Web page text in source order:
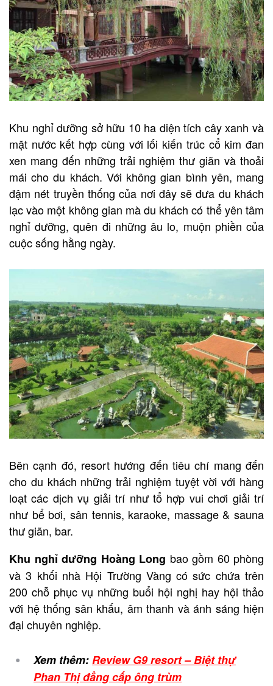
Khu nghỉ dưỡng sở hữu 10 ha diện tích cây xanh và
mặt nước kết hợp cùng với lối kiến trúc cổ kim đan
xen mang đến những trải nghiệm thư giãn và thoải
mái cho du khách. Với không gian bình yên, mang
đậm nét truyền thống của nơi đây sẽ đưa du khách
lạc vào một không gian mà du khách có thể yên tâm
nghỉ dưỡng, quên đi những âu lo, muộn phiền của
cuộc sống hằng ngày.
Bên cạnh đó, resort hướng đến tiêu chí mang đến
cho du khách những trải nghiệm tuyệt vời với hàng
loạt các dịch vụ giải trí như tổ hợp vui chơi giải trí
như bể bơi, sân tennis, karaoke, massage & sauna
thư giãn, bar.
Khu nghỉ dưỡng Hoàng Long bao gồm 60 phòng
và 3 khối nhà Hội Trường Vàng có sức chứa trên
200 chỗ phục vụ những buổi hội nghị hay hội thảo
với hệ thống sân khấu, âm thanh và ánh sáng hiện
đại chuyên nghiệp.
Xem thêm:Review G9 resort – Biệt thự
Phan Thị đẳng cấp ông trùm